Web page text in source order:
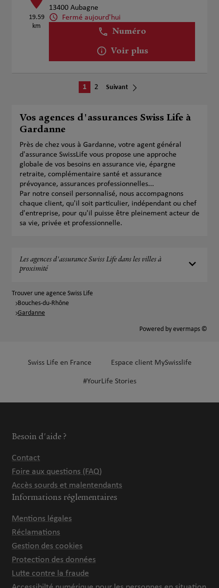
19.59
km
13400 Aubagne
Fermé aujourd'hui
Numéro
Voir plus
1 2 Suivant
Vos agences d'assurances Swiss Life à
Gardanne
Près de chez vous à Gardanne, votre agent général
d'assurance SwissLife vous propose une approche
globale de vos besoins en assurance vie, épargne
retraite, complémentaire santé et assurance
prévoyance, assurances professionnelles...
Par notre conseil personnalisé, nous accompagnons
chaque client, qu'il soit particulier, indépendant ou chef
d'entreprise, pour qu'il puisse être pleinement acteur de
sa vie, privée et professionnelle.
Les agences d'assurance Swiss Life dans les villes à
proximité
Trouver une agence Swiss Life
Bouches-du-Rhône
Gardanne
Powered by evermaps ©
Swiss Life en France Espace client MySwisslife
#YourLife Stories
Besoin d'aide ?
Contact
Foire aux questions (FAQ)
Accès sourds et malentendants
Informations réglementaires
Mentions légales
Réclamations
Gestion des cookies
Protection des données
Lutte contre la fraude